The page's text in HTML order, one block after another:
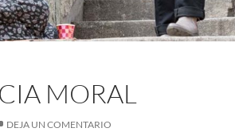
MORAL
DEJA UN COMENTARIO